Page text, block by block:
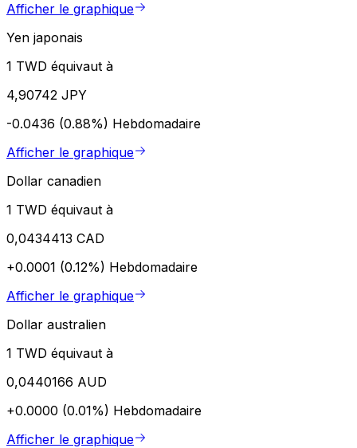
Afficher le graphique
Yen japonais
1 TWD équivaut à
4,90742 JPY
-0.0436 (0.88%) Hebdomadaire
Afficher le graphique
Dollar canadien
1 TWD équivaut à
0,0434413 CAD
+0.0001 (0.12%) Hebdomadaire
Afficher le graphique
Dollar australien
1 TWD équivaut à
0,0440166 AUD
+0.0000 (0.01%) Hebdomadaire
Afficher le graphique